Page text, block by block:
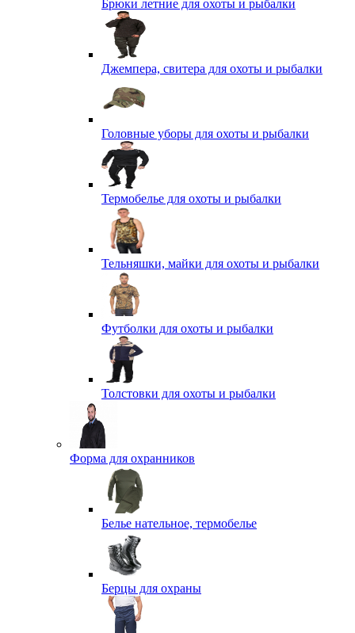
Брюки летние для охоты и рыбалки
Джемпера, свитера для охоты и рыбалки
Головные уборы для охоты и рыбалки
Термобелье для охоты и рыбалки
Тельняшки, майки для охоты и рыбалки
Футболки для охоты и рыбалки
Толстовки для охоты и рыбалки
Форма для охранников
Белье нательное, термобелье
Берцы для охраны